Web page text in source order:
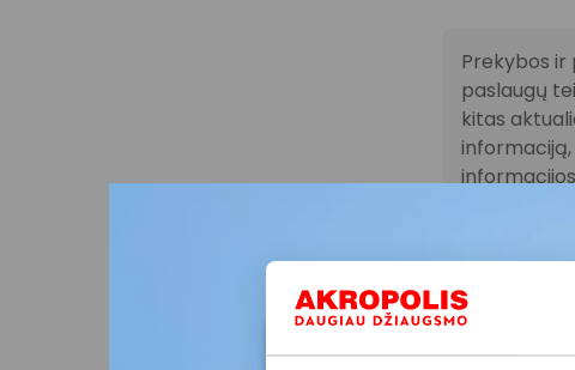
Prekybos ir
paslaugų
kitas
atitinkamą